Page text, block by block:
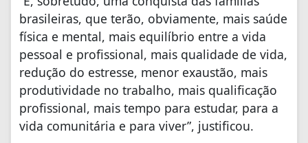
brasileiras, que terão, obviamente, mais saúde
física e mental, mais equilíbrio entre a vida
pessoal e profissional, mais qualidade de vida,
redução do estresse, menor exaustão, mais
produtividade no trabalho, mais qualificação
profissional, mais tempo para estudar, para a
vida comunitária e para viver”, justificou.